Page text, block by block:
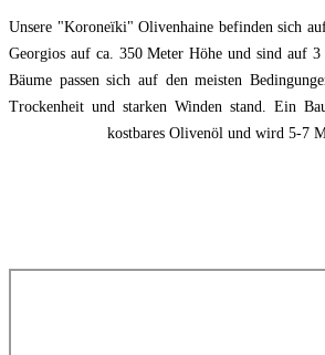
Unsere "Koroneïki" Olivenhaine befinden sich
Georgios auf ca. 350 Meter Höhe und sind auf
Bäume passen sich auf den meisten
Trockenheit und starken Winden stand. Ein
kostbares Olivenöl und wird 5-7